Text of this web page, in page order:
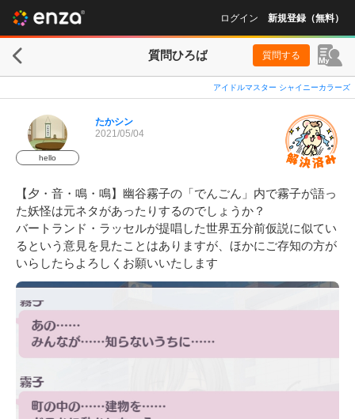
ログイン 新規登録（無料）
質問ひろば 質問する
アイドルマスター シャイニーカラーズ
hello
たかシン
2021/05/04
【夕・音・鳴・鳴】幽谷霧子の「でんごん」内で霧子が語っ
た妖怪は元ネタがあったりするのでしょうか？
バートランド・ラッセルが提唱した世界五分前仮説に似てい
るという意見を見たことはありますが、ほかにご存知の方が
いらしたらよろしくお願いいたします